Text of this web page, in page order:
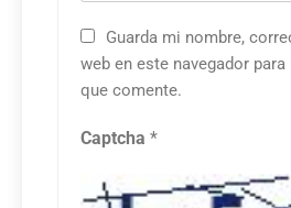
Guarda mi nombre,
web en este navegador
que comente.
Captcha *